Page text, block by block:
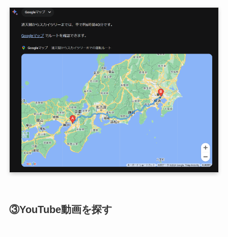
③YouTube動画を探す